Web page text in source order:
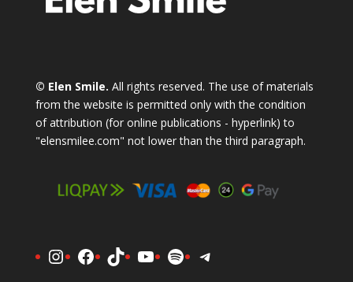
© Elen Smile. All rights reserved. The use of materials
from the website is permitted only with the condition
of attribution (for online publications - hyperlink) to
"elensmilee.com" not lower than the third paragraph.
Instagram
Facebook
TikTokYouTube
SpotifyTelegram